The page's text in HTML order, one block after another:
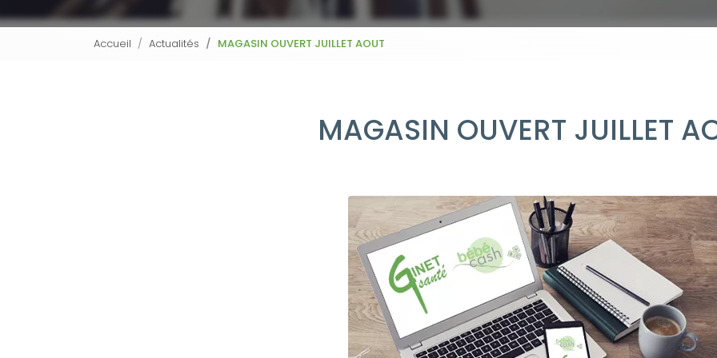
Accueil Actualités MAGASIN OUVERT JUILLET AOUT
MAGASIN OUVERT JUILLET